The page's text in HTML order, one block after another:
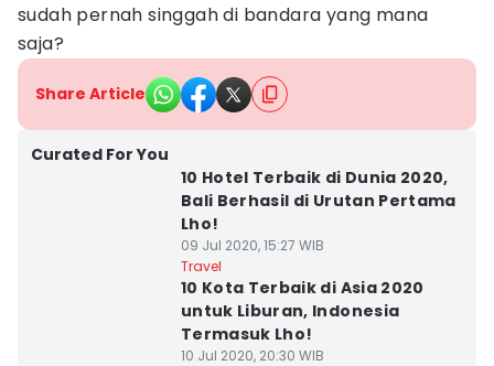
sudah pernah singgah di bandara yang mana
saja?
Share Article
Curated For You
10 Hotel Terbaik di Dunia 2020,
Bali Berhasil di Urutan Pertama
Lho!
09 Jul 2020, 15:27 WIB
Travel
10 Kota Terbaik di Asia 2020
untuk Liburan, Indonesia
Termasuk Lho!
10 Jul 2020, 20:30 WIB